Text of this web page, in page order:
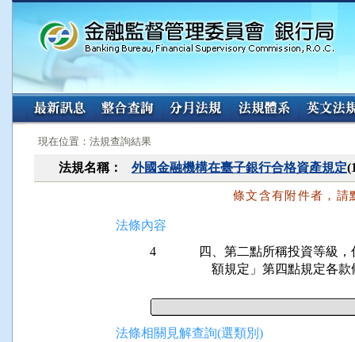
:::
現在位置：法規查詢結果
法規名稱： 外國金融機構在臺子銀行合格資產規定
條文含有附件者，請
法條內容
4
四、第二點所稱投資等級
額規定」第四點規定各
法條相關見解查詢(選類別)